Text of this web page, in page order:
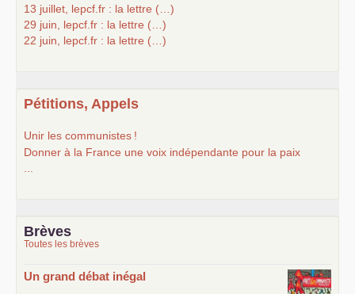
13 juillet, lepcf.fr : la lettre (…)
29 juin, lepcf.fr : la lettre (…)
22 juin, lepcf.fr : la lettre (…)
Pétitions, Appels
Unir les communistes !
Donner à la France une voix indépendante pour la paix
Brèves
Toutes les brèves
Un grand débat inégal